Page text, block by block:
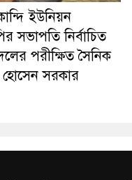
ইউনিয়ন
সভাপতি নির্বাচিত
পরীক্ষিত সৈনিক
সরকার